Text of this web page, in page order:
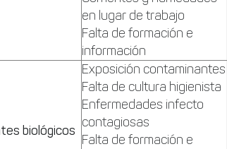
en lugar de trabajo
Falta de formación e
información
biológicos
Exposición contaminantes
Falta de cultura higienista
Enfermedades infecto
contagiosas
Falta de formación e